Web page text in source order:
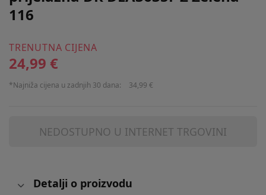
116
TRENUTNA CIJENA
24,99 €
*Najniža cijena u zadnjih 30 dana: 34,99 €
NEDOSTUPNO U INTERNET TRGOVINI
Detalji o proizvodu